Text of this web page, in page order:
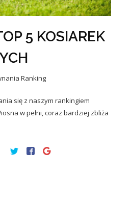
5 KOSIAREK
Ranking
się z naszym rankingiem
w pełni, coraz bardziej zbliża